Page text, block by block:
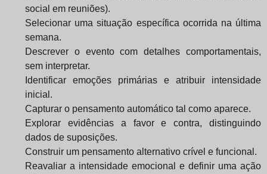
social em reuniões).
Selecionar uma situação específica ocorrida na última
semana.
Descrever o evento com detalhes comportamentais,
sem interpretar.
Identificar emoções primárias e atribuir intensidade
inicial.
Capturar o pensamento automático tal como aparece.
Explorar evidências a favor e contra, distinguindo
dados de suposições.
Construir um pensamento alternativo crível e funcional.
Reavaliar a intensidade emocional e definir uma ação